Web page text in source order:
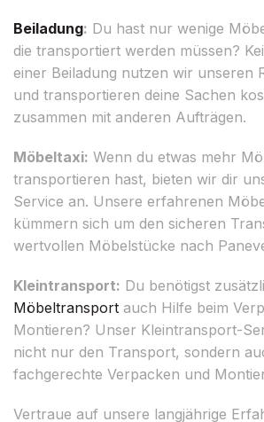
Beiladung: Du hast nur wenige
die transportiert werden müssen?
einer Beiladung nutzen wir unseren
und transportieren deine Sachen
zusammen mit anderen Aufträgen.
Möbeltaxi: Wenn du etwas mehr
transportieren hast, bieten wir dir
Service an. Unsere erfahrenen
kümmern sich um den sicheren
wertvollen Möbelstücke nach
Kleintransport: Du benötigst
Möbeltransport auch Hilfe beim
Montieren? Unser Kleintransport-
nicht nur den Transport, sondern
fachgerechte Verpacken und
Vertraue auf unsere langjährige